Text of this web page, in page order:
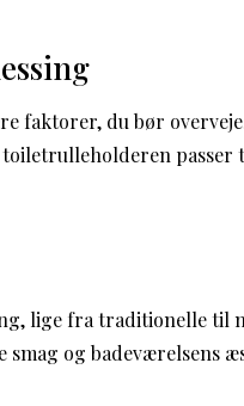
faktorer, du bør
passer
lige fra traditionelle til
og badeværelsens